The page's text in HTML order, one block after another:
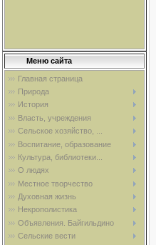
Меню сайта
Главная страница
Природа
История
Власть, учреждения
Сельское хозяйство, ...
Воспитание, образование
Культура, библиотеки...
О людях
Местное творчество
Духовная жизнь
Некрополистика
Объявления. Байгильдино
Сельские вести